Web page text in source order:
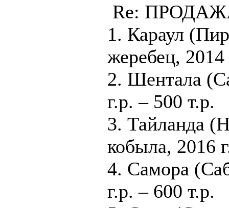
Re:
1. Караул
жеребец,
2. Шентала
г.р. – 500 т.р.
3. Тайланда
кобыла, 2016
4. Самора
г.р. – 600 т.р.